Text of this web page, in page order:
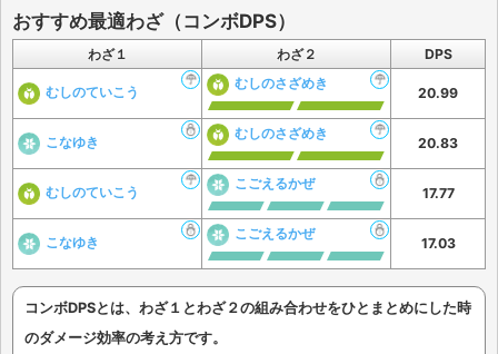
おすすめ最適わざ（コンボDPS）
わざ１ わざ２ DPS
むしのていこう
むしのさざめき
20.99
こなゆき
むしのさざめき
20.83
むしのていこう
こごえるかぜ
17.77
こなゆき
こごえるかぜ
17.03
コンボDPSとは、わざ１とわざ２の組み合わせをひとまとめにした時
のダメージ効率の考え方です。